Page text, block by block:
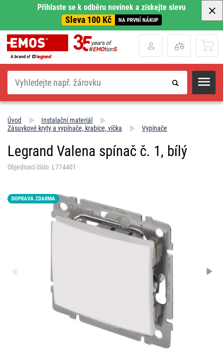
Přihlaste se k odběru novinek a získejte slevu
Sleva 100 Kč NA PRVNÍ NÁKUP
Hledat
Úvod
Instalační materiál
Zásuvkové kryty a vypínače, krabice, víčka
Vypínače
Legrand Valena spínač č. 1, bílý
Objednací číslo: L774401
DOPRAVA ZDARMA